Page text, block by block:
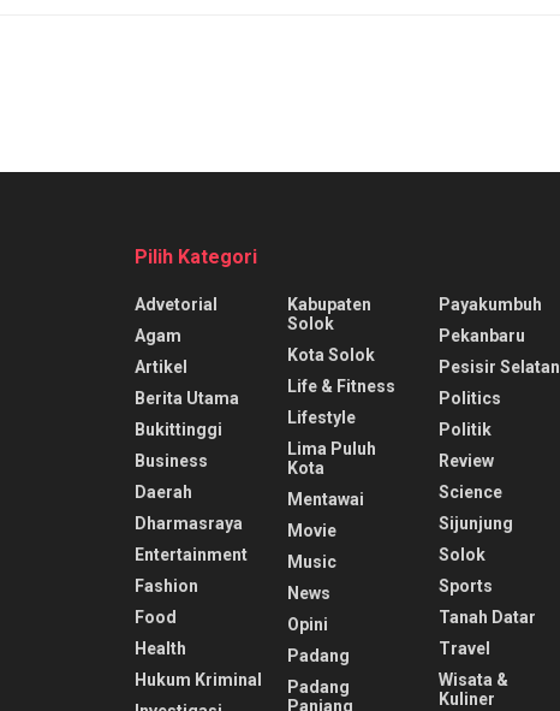
Pilih Kategori
Advetorial
Agam
Artikel
Berita Utama
Bukittinggi
Business
Daerah
Dharmasraya
Entertainment
Fashion
Food
Health
Hukum Kriminal
Kabupaten
Solok
Kota Solok
Life & Fitness
Lifestyle
Lima Puluh
Kota
Mentawai
Movie
Music
News
Opini
Padang
Padang
Panjang
Payakumbuh
Pekanbaru
Pesisir Selatan
Politics
Politik
Review
Science
Sijunjung
Solok
Sports
Tanah Datar
Travel
Wisata &
Kuliner